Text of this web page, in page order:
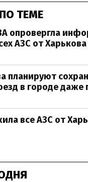
ТЕМЕ
опровергла
АЗС от
планируют
в городе даже
все АЗС от